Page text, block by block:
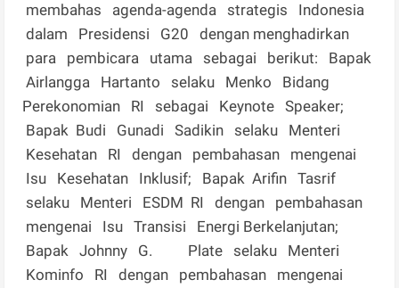
membahas agenda-agenda strategis Indonesia
dalam Presidensi G20 dengan menghadirkan
para pembicara utama sebagai berikut: Bapak
Airlangga Hartanto selaku Menko Bidang
Perekonomian RI sebagai Keynote Speaker;
Bapak Budi Gunadi Sadikin selaku Menteri
Kesehatan RI dengan pembahasan mengenai
Isu Kesehatan Inklusif; Bapak Arifin Tasrif
selaku Menteri ESDM RI dengan pembahasan
mengenai Isu Transisi Energi Berkelanjutan;
Bapak Johnny G. Plate selaku Menteri
Kominfo RI dengan pembahasan mengenai